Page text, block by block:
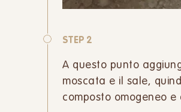
STEP 2
A questo punto
moscata e il sale,
composto omogeneo e